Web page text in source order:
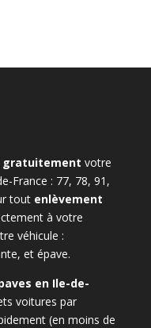
gratuitement votre
France : 77, 78, 91,
tout enlèvement
à votre
véhicule :
et épave.
en Ile-de-
voitures par
(en moins de